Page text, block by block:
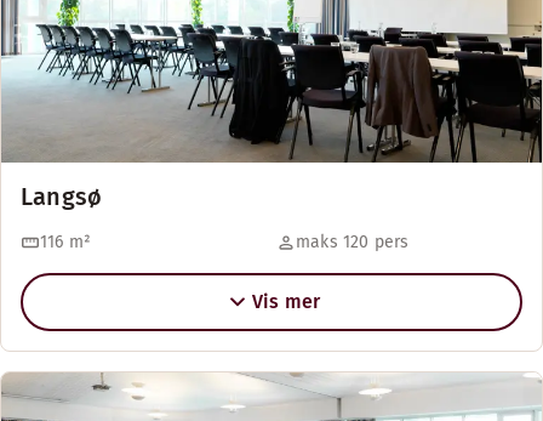
Langsø
116 m² maks 120 pers
Vis mer